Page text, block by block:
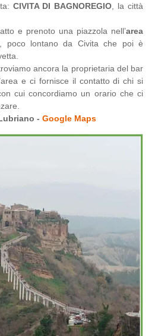
CIVITA DI BAGNOREGIO , la città
e prenoto una piazzola nell’area
, poco lontano da Civita che poi è
ancora la proprietaria del bar
e ci fornisce il contatto di chi si
cui concordiamo un orario che ci
- Google Maps